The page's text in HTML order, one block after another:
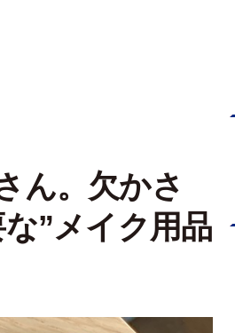
ん。欠かさ
”メイク用品